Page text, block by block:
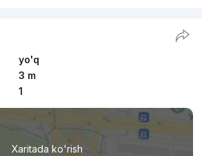
yo'q
3 m
1
Xaritada ko'rish